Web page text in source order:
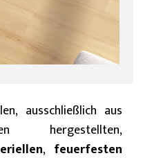
ausschließlich aus
hergestellten,
, feuerfesten